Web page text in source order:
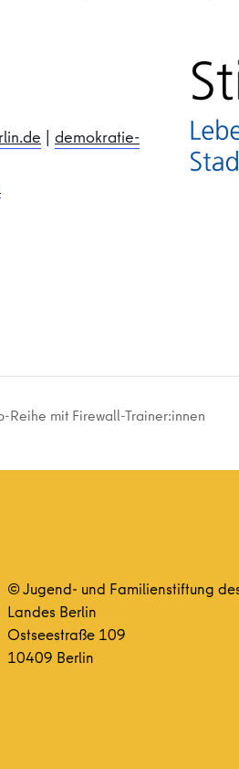
| demokratie-
Reihe mit Firewall-Trainer:innen
© Jugend- und Familienstiftung
Landes Berlin
Ostseestraße 109
10409 Berlin